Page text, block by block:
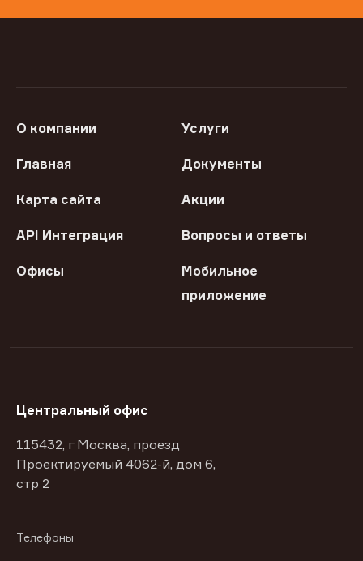
О компании Услуги
Главная Документы
Карта сайта Акции
API Интеграция Вопросы и ответы
Офисы
Мобильное
приложение
Центральный офис
115432, г Москва, проезд
Проектируемый 4062-й, дом 6,
стр 2
Телефоны